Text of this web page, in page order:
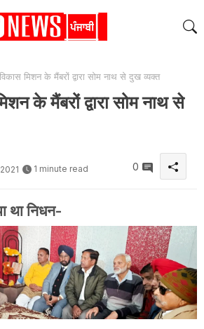
मिशन के मैंबरों द्वारा सोम नाथ से दुख व्यक्त
के मैंबरों द्वारा सोम नाथ से
1 minute read 0
था निधन-